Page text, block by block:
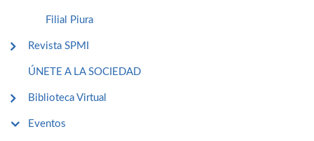
Filial Piura
Revista SPMI
ÚNETE A LA SOCIEDAD
Biblioteca Virtual
Eventos